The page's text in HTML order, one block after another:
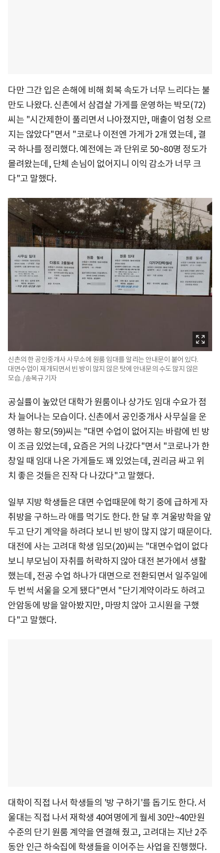
다만 그간 입은 손해에 비해 회복 속도가 너무 느리다는 불
만도 나왔다. 신촌에서 삼겹살 가게를 운영하는 박모(72)
씨는 "시간제한이 풀리면서 나아졌지만, 매출이 엄청 오르
지는 않았다"면서 "코로나 이전엔 가게가 2개 였는데, 결
국 하나를 정리했다. 예전에는 과 단위로 50~80명 정도가
몰려왔는데, 단체 손님이 없어지니 이익 감소가 너무 크
다"고 말했다.
신촌의 한 공인중개사 사무소에 원룸 임대를 알리는 안내문이 붙어 있다.
대면수업이 재개되면서 빈 방이 많지 않은 탓에 안내문의 수도 많지 않은
모습. /송복규 기자
공실률이 높았던 대학가 원룸이나 상가도 임대 수요가 점
차 늘어나는 모습이다. 신촌에서 공인중개사 사무실을 운
영하는 황모(59)씨는 "대면 수업이 없어지는 바람에 빈 방
이 조금 있었는데, 요즘은 거의 나갔다"면서 "코로나가 한
창일 때 임대 나온 가게들도 꽤 있었는데, 권리금 싸고 위
치 좋은 것들은 진작 다 나갔다"고 말했다.
일부 지방 학생들은 대면 수업때문에 학기 중에 급하게 자
취방을 구하느라 애를 먹기도 한다. 한 달 후 겨울방학을 앞
두고 단기 계약을 하려다 보니 빈 방이 많지 않기 때문이다.
대전에 사는 고려대 학생 임모(20)씨는 "대면수업이 없다
보니 부모님이 자취를 허락하지 않아 대전 본가에서 생활
했는데, 전공 수업 하나가 대면으로 전환되면서 일주일에
두 번씩 서울을 오게 됐다"면서 "단기계약이라도 하려고
안암동에 방을 알아봤지만, 마땅치 않아 고시원을 구했
다"고 말했다.
대학이 직접 나서 학생들의 '방 구하기'를 돕기도 한다. 서
울대는 직접 나서 재학생 40여명에게 월세 30만~40만원
수준의 단기 원룸 계약을 연결해 줬고, 고려대는 지난 2주
동안 인근 하숙집에 학생들을 이어주는 사업을 진행했다.